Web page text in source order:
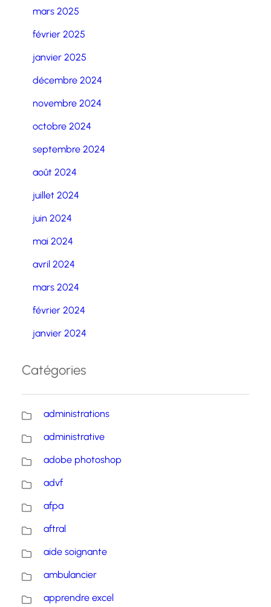
mars 2025
février 2025
janvier 2025
décembre 2024
novembre 2024
octobre 2024
septembre 2024
août 2024
juillet 2024
juin 2024
mai 2024
avril 2024
mars 2024
février 2024
janvier 2024
Catégories
administrations
administrative
adobe photoshop
advf
afpa
aftral
aide soignante
ambulancier
apprendre excel